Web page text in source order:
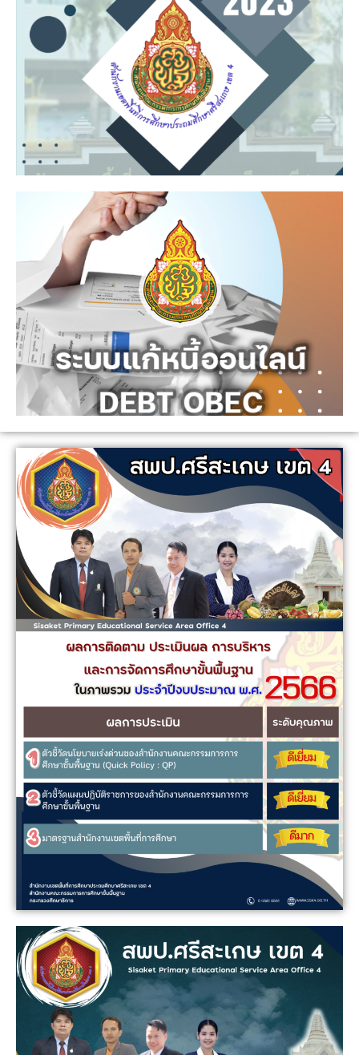
ประมวลจริยธรรมข้าราชการครู และ
บุคลากรทางการศึกษา
Click Here
ระบบแก้หนี้ออนไลน์ สพฐ. DEBT OBEC
Click Here